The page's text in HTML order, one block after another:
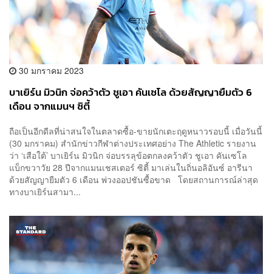
30 มกราคม 2023
บาเยิร์น มิวนิก จ่อคว้าตัว ชูเอา คันเซโล ด้วยสัญญายืมตัว 6
เดือน จากแมนฯ ซิตี้
ถือเป็นอีกดีลที่น่าสนใจในตลาดซื้อ-ขายนักเตะฤดูหนาวรอบนี้ เมื่อวันนี้
(30 มกราคม) สำนักข่าวกีฬาต่างประเทศอย่าง The Athletic รายงาน
ว่า ‘เสือใต้’ บาเยิร์น มิวนิก จ่อบรรลุข้อตกลงคว้าตัว ชูเอา คันเซโล
แบ็กขวาวัย 28 ปีจากแมนเชสเตอร์ ซิตี้ มาเล่นในถิ่นอลิอันซ์ อารีนา
ด้วยสัญญายืมตัว 6 เดือน พ่วงออปชันซื้อขาด โดยสถานการณ์ล่าสุด
ทางบาเยิร์นสามา...